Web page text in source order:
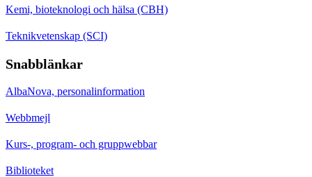
Kemi, bioteknologi och hälsa (CBH)
Teknikvetenskap (SCI)
Snabblänkar
AlbaNova, personalinformation
Webbmejl
Kurs-, program- och gruppwebbar
Biblioteket